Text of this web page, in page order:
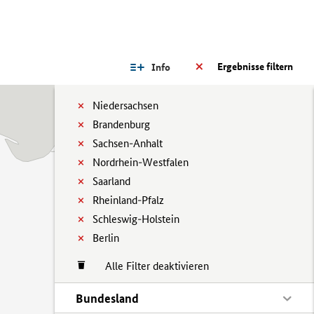
Ergebnisse filtern
Info
Niedersachsen
Brandenburg
Sachsen-Anhalt
Nordrhein-Westfalen
Saarland
Rheinland-Pfalz
Schleswig-Holstein
Berlin
Alle Filter deaktivieren
Bundesland